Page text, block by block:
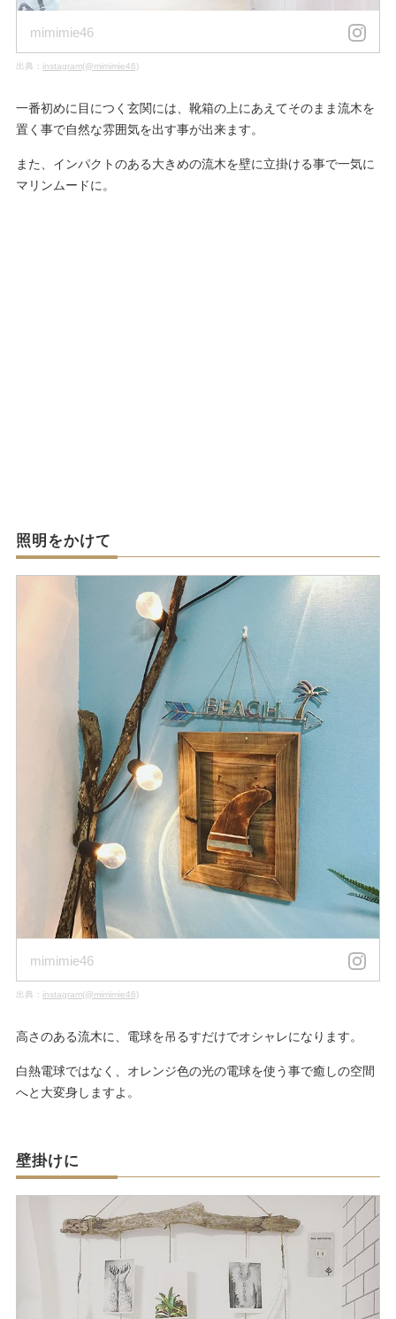
mimimie46
出典： instagram(@mimimie46)
一番初めに目につく玄関には、靴箱の上にあえてそのまま流木を
置く事で自然な雰囲気を出す事が出来ます。
また、インパクトのある大きめの流木を壁に立掛ける事で一気に
マリンムードに。
照明をかけて
mimimie46
出典： instagram(@mimimie46)
高さのある流木に、電球を吊るすだけでオシャレになります。
白熱電球ではなく、オレンジ色の光の電球を使う事で癒しの空間
へと大変身しますよ。
壁掛けに